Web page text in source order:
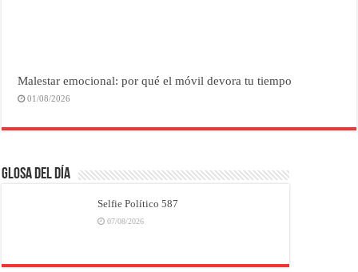
Malestar emocional: por qué el móvil devora tu tiempo
01/08/2026
Glosa del Día
Selfie Político 587
07/08/2026